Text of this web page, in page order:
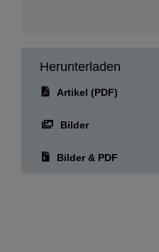
Herunterladen
Artikel (PDF)
Bilder
Bilder & PDF